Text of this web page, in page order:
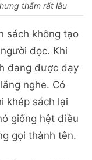
thấm rất lâu
sách không tạo
đọc. Khi
đang được dạy
nghe. Có
khép sách lại
giống hệt điều
gọi thành tên.